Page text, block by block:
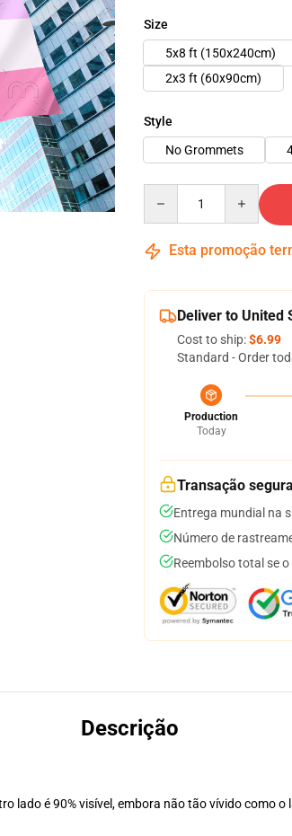
Size
5x8 ft (150x240cm)
2x3 ft (60x90cm)
Style
No Grommets
Esta promoção
Deliver to United
Cost to ship:$6.99
Standard - Order
Production
Today
Transação segura
Entrega mundial na
Número de
Reembolso total se
Descrição
lado é 90% visível, embora não tão vívido como o